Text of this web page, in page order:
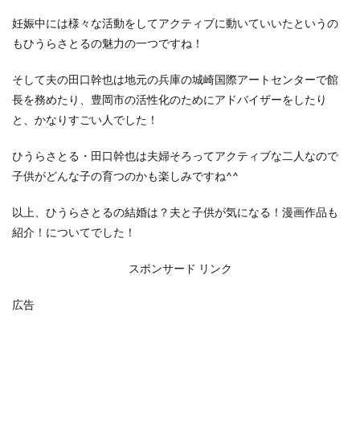
妊娠中には様々な活動をしてアクティブに動いていいたというの
もひうらさとるの魅力の一つですね！
そして夫の田口幹也は地元の兵庫の城崎国際アートセンターで館
長を務めたり、豊岡市の活性化のためにアドバイザーをしたり
と、かなりすごい人でした！
ひうらさとる・田口幹也は夫婦そろってアクティブな二人なので
子供がどんな子の育つのかも楽しみですね^^
以上、ひうらさとるの結婚は？夫と子供が気になる！漫画作品も
紹介！についてでした！
スポンサード リンク
広告